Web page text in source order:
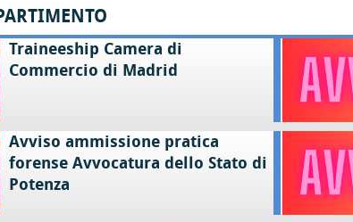
Traineeship Camera di
Commercio di Madrid
Avviso ammissione pratica
forense Avvocatura dello Stato di
Potenza